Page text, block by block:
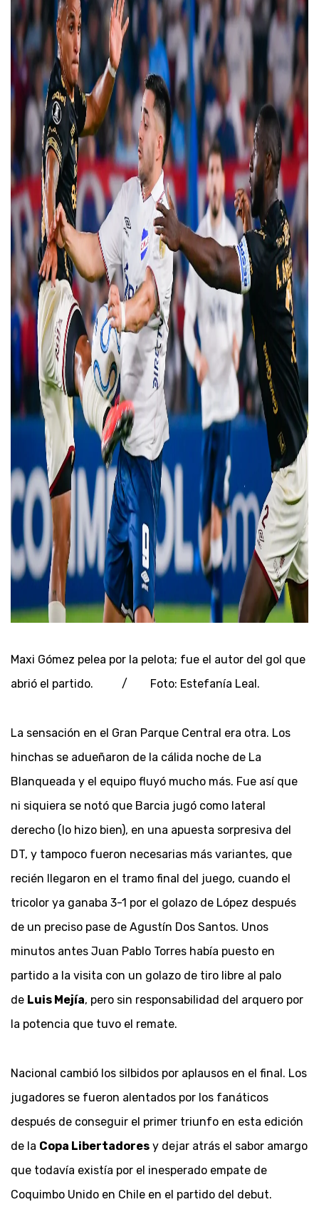
Maxi Gómez pelea por la pelota; fue el autor del gol que
abrió el partido. / Foto: Estefanía Leal.
La sensación en el Gran Parque Central era otra. Los
hinchas se adueñaron de la cálida noche de La
Blanqueada y el equipo fluyó mucho más. Fue así que
ni siquiera se notó que Barcia jugó como lateral
derecho (lo hizo bien), en una apuesta sorpresiva del
DT, y tampoco fueron necesarias más variantes, que
recién llegaron en el tramo final del juego, cuando el
tricolor ya ganaba 3-1 por el golazo de López después
de un preciso pase de Agustín Dos Santos. Unos
minutos antes Juan Pablo Torres había puesto en
partido a la visita con un golazo de tiro libre al palo
de Luis Mejía, pero sin responsabilidad del arquero por
la potencia que tuvo el remate.
Nacional cambió los silbidos por aplausos en el final. Los
jugadores se fueron alentados por los fanáticos
después de conseguir el primer triunfo en esta edición
de la Copa Libertadores y dejar atrás el sabor amargo
que todavía existía por el inesperado empate de
Coquimbo Unido en Chile en el partido del debut.